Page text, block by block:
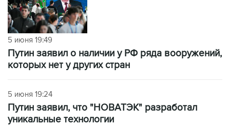
5 июня 19:49
Путин заявил о наличии у РФ ряда вооружений,
которых нет у других стран
5 июня 19:24
Путин заявил, что "НОВАТЭК" разработал
уникальные технологии